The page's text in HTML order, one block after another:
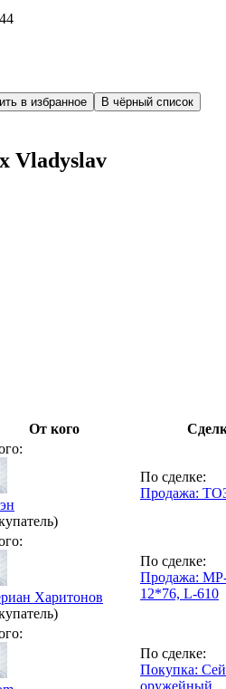
в избранное
В чёрный список
Vladyslav
От кого
По сделке:
Продажа:
Харитонов
По сделке:
Продажа:
12*76, L-610
По сделке:
Покупка:
оружейный